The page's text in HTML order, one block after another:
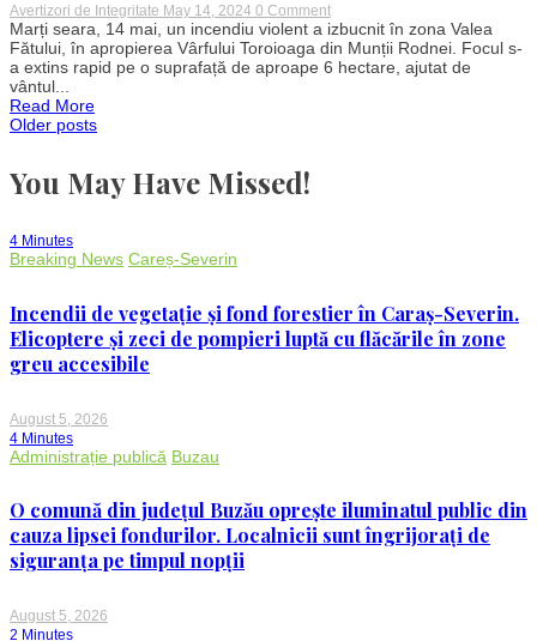
Avertizori de Integritate May 14, 2024 0 Commenton
Incendiu
devastator
în
Munții
Marți seara, 14 mai, un incendiu violent a izbucnit în zona Valea
Fătului, în apropierea Vârfului Toroioaga din Munții Rodnei. Focul s-
a extins rapid pe o suprafață de aproape 6 hectare, ajutat de
vântul...
Read More
Posts
navigation
Older posts
You May Have Missed!
4 Minutes
Breaking News Careș-Severin
Incendii de vegetație și fond forestier în Caraș-Severin.
Elicoptere și zeci de pompieri luptă cu flăcările în zone
greu accesibile
August 5, 2026
4 Minutes
Administrație publică Buzau
O comună din județul Buzău oprește iluminatul public din
cauza lipsei fondurilor. Localnicii sunt îngrijorați de
siguranța pe timpul nopții
August 5, 2026
2 Minutes